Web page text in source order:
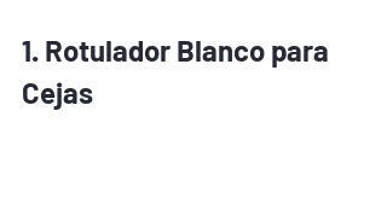
1. Rotulador Blanco para
Cejas